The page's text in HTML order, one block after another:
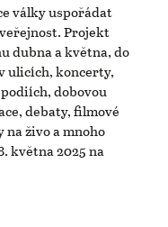
války uspořádat
Projekt
dubna a května, do
ulicích, koncerty,
dobovou
debaty, filmové
živo a mnoho
května 2025 na